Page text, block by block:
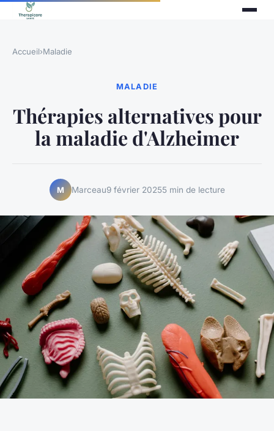
Accueil›Maladie
MALADIE
Thérapies alternatives pour
la maladie d'Alzheimer
M Marceau9 février 20255 min de lecture